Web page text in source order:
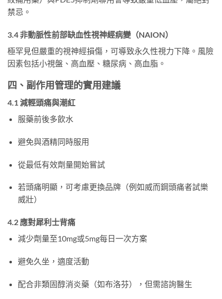
禁忌。
3.4 非動脈性前部缺血性視神經病變（NAION）
極罕見但嚴重的視神經損傷，可導致永久性視力下降。風險
因素包括小視盤、高血壓、糖尿病、高血脂。
四、副作用管理的實用建議
4.1 減輕頭痛與潮紅
服藥前後多飲水
避免與酒精同時服用
從最低有效劑量開始嘗試
若頭痛明顯，可考慮更換品牌（例如威而鋼頭痛者試樂
威壯）
4.2 應對犀利士背痛
減少劑量至10mg或5mg每日一次方案
避免久坐，適度活動
配合非類固醇消炎藥（如布洛芬），但需諮詢醫生